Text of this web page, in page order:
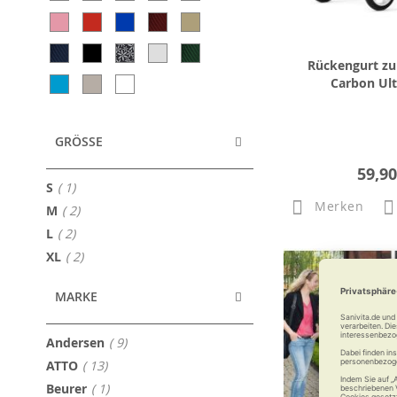
Rückengurt
Carbon
Merken
GRÖSSE
S 1Artikel
M 2Artikel
L 2Artikel
XL 2Artikel
MARKE
Andersen 9Artikel
ATTO 13Artikel
Beurer 1Artikel